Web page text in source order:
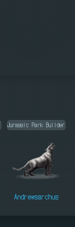
Jurassic Park Builder
Andrewsarchus